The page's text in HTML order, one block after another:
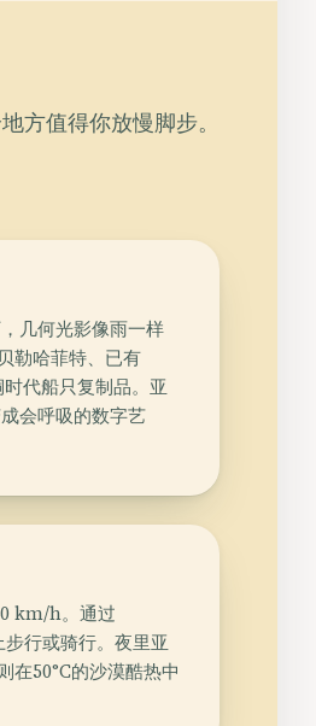
方值得你放慢脚步。
几何光影像雨一样
勒哈菲特、已有
代船只复制品。亚
会呼吸的数字艺
km/h。通过
行或骑行。夜里亚
在50°C的沙漠酷热中